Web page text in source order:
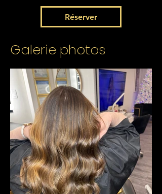
Réserver
Galerie photos